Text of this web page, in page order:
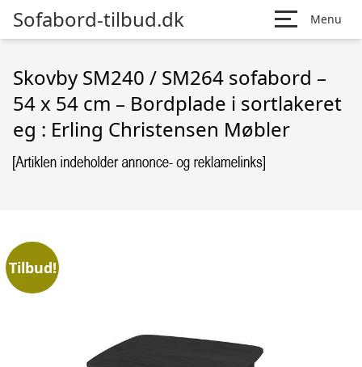
Sofabord-tilbud.dk Menu
Skovby SM240 / SM264 sofabord –
54 x 54 cm – Bordplade i sortlakeret
eg : Erling Christensen Møbler
Tilbud!